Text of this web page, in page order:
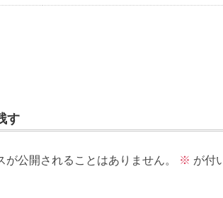
す
が公開されることはありません。 ※ が付